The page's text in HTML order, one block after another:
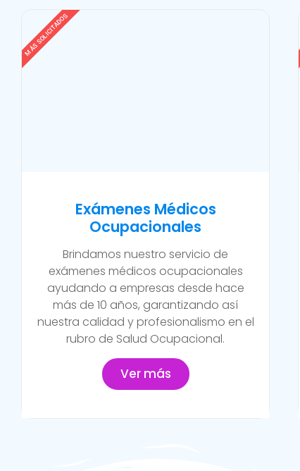
Exámenes Médicos
Ocupacionales
Brindamos nuestro servicio de
exámenes médicos ocupacionales
ayudando a empresas desde hace
más de 10 años, garantizando así
nuestra calidad y profesionalismo en el
rubro de Salud Ocupacional.
Ver más
MÁS SOLICITADOS